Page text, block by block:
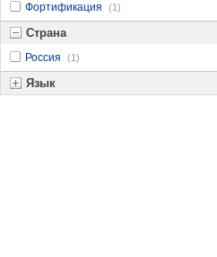
Фортификация (1)
Страна
Россия (1)
Язык